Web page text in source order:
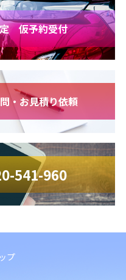
仮予約受付
・お見積り依頼
541-960
プ